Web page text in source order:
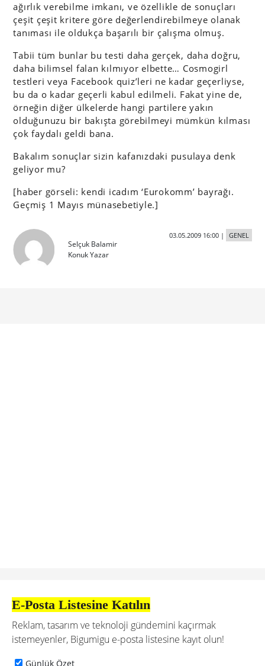
ağırlık verebilme imkanı, ve özellikle de sonuçları
çeşit çeşit kritere göre değerlendirebilmeye olanak
tanıması ile oldukça başarılı bir çalışma olmuş.
Tabii tüm bunlar bu testi daha gerçek, daha doğru,
daha bilimsel falan kılmıyor elbette… Cosmogirl
testleri veya Facebook quiz’leri ne kadar geçerliyse,
bu da o kadar geçerli kabul edilmeli. Fakat yine de,
örneğin diğer ülkelerde hangi partilere yakın
olduğunuzu bir bakışta görebilmeyi mümkün kılması
çok faydalı geldi bana.
Bakalım sonuçlar sizin kafanızdaki pusulaya denk
geliyor mu?
[haber görseli: kendi icadım ‘Eurokomm’ bayrağı.
Geçmiş 1 Mayıs münasebetiyle.]
Selçuk Balamir
Konuk Yazar
03.05.2009 16:00| GENEL
E-Posta Listesine Katılın
Reklam, tasarım ve teknoloji gündemini kaçırmak
istemeyenler, Bigumigu e-posta listesine kayıt olun!
Günlük Özet